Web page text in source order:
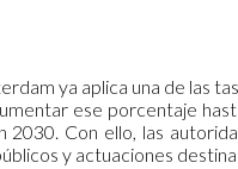
ya aplica una de las
ese porcentaje
2030. Con ello, las
y actuaciones